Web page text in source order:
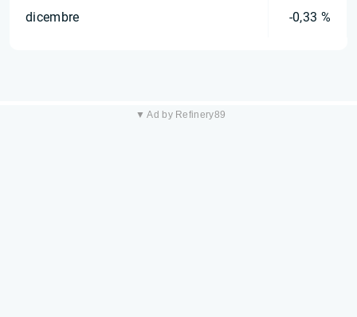
dicembre -0,33 %
▼ Ad by Refinery89